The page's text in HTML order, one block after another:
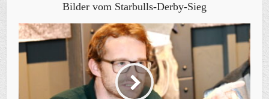
Bilder vom Starbulls-Derby-Sieg